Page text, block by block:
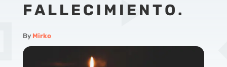
FALLECIMIENTO.
By Mirko